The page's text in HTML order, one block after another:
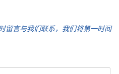
留言与我们联系，我们将第一时间